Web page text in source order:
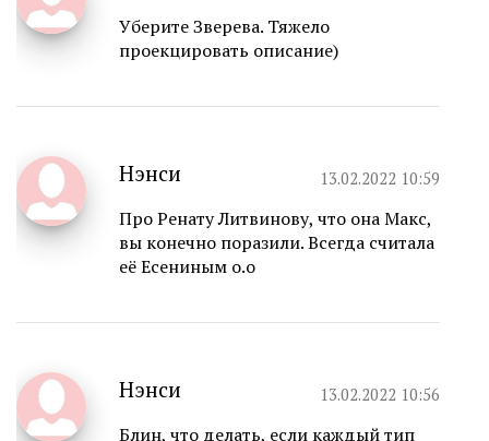
Уберите Зверева. Тяжело
проекцировать описание)
Нэнси 13.02.2022 10:59
Про Ренату Литвинову, что она Макс,
вы конечно поразили. Всегда считала
её Есениным о.о
Нэнси 13.02.2022 10:56
Блин, что делать, если каждый тип